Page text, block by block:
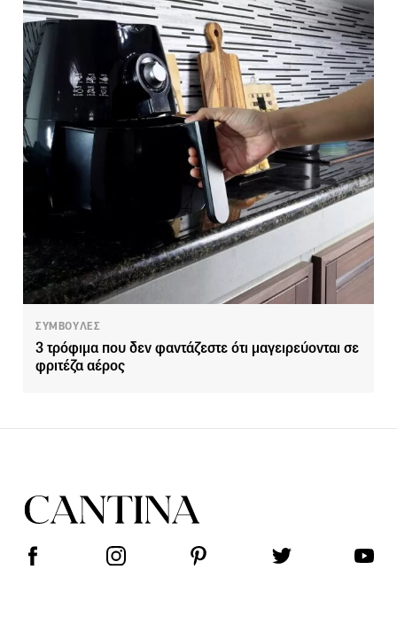
ΣΥΜΒΟΥΛΕΣ
3 τρόφιμα που δεν φαντάζεστε ότι μαγειρεύονται σε
φριτέζα αέρος